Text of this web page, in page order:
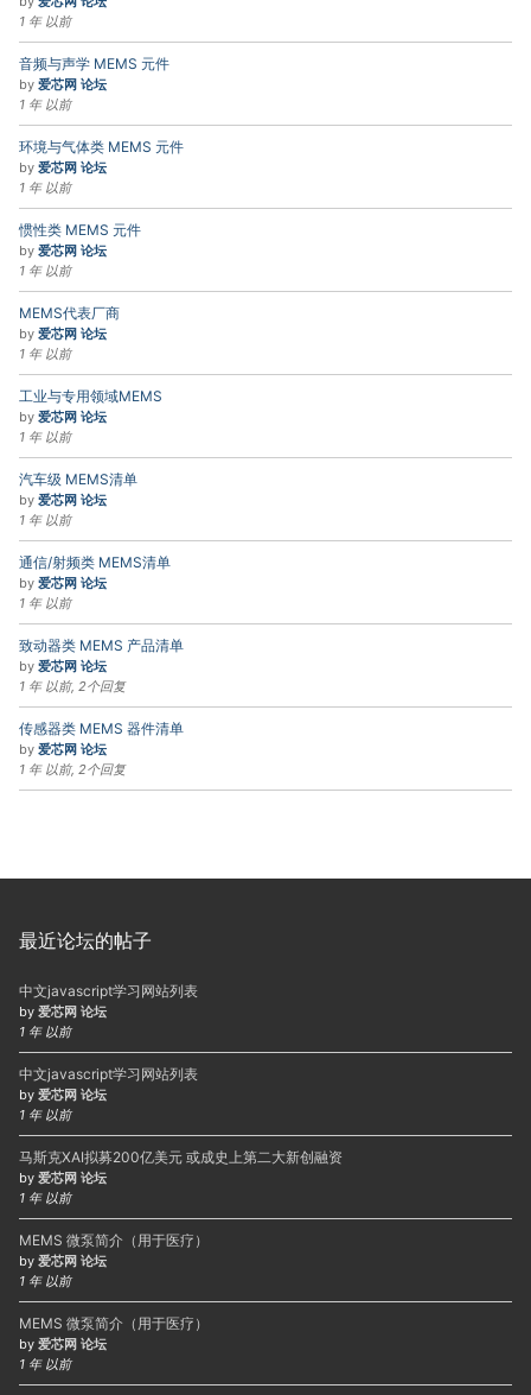
1 年 以前
音频与声学 MEMS 元件
by 爱芯网 论坛
1 年 以前
环境与气体类 MEMS 元件
by 爱芯网 论坛
1 年 以前
惯性类 MEMS 元件
by 爱芯网 论坛
1 年 以前
MEMS代表厂商
by 爱芯网 论坛
1 年 以前
工业与专用领域MEMS
by 爱芯网 论坛
1 年 以前
汽车级 MEMS清单
by 爱芯网 论坛
1 年 以前
通信/射频类 MEMS清单
by 爱芯网 论坛
1 年 以前
致动器类 MEMS 产品清单
by 爱芯网 论坛
1 年 以前, 2个回复
传感器类 MEMS 器件清单
by 爱芯网 论坛
1 年 以前, 2个回复
最近论坛的帖子
中文javascript学习网站列表
by 爱芯网 论坛
1 年 以前
中文javascript学习网站列表
by 爱芯网 论坛
1 年 以前
马斯克XAI拟募200亿美元 或成史上第二大新创融资
by 爱芯网 论坛
1 年 以前
MEMS 微泵简介（用于医疗）
by 爱芯网 论坛
1 年 以前
MEMS 微泵简介（用于医疗）
by 爱芯网 论坛
1 年 以前